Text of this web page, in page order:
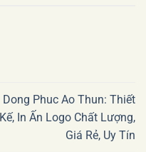
Dong Phuc Ao Thun: Thiết
Kế, In Ấn Logo Chất Lượng,
Giá Rẻ, Uy Tín